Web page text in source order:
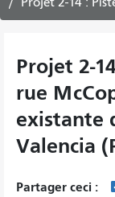
Projet 2-
rue
existante
Valencia
Partager ceci :